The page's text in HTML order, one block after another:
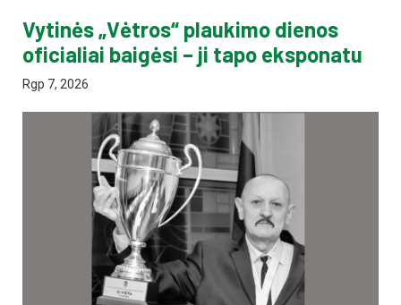
Vytinės „Vėtros“ plaukimo dienos
oficialiai baigėsi – ji tapo eksponatu
Rgp 7, 2026